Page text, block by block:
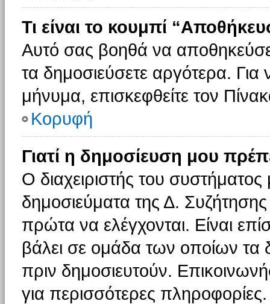
Τι είναι το κουμπί
Αυτό σας βοηθά να
τα δημοσιεύσετε αργότερα.
μήνυμα, επισκεφθείτε τον
Κορυφή
Γιατί η δημοσίευση μου
Ο διαχειριστής του συστήματος
δημοσιεύματα της Δ.
πρώτα να ελέγχονται. Είναι
βάλει σε ομάδα των οποίων τα
πριν δημοσιευτούν.
για περισσότερες πληροφορίες.